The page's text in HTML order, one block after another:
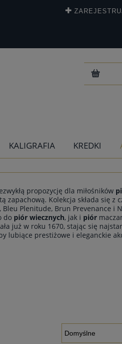
KALIGRAFIA KREDKI
propozycję dla miłośników
zapachową. Kolekcja składa się z
Plenitude, Brun Prevenance i
do piór wiecznych, jak i piór
już w roku 1670, stając się
lubiące prestiżowe i eleganckie